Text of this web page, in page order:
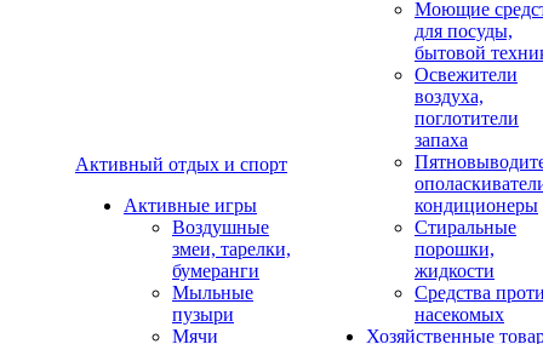
Активный отдых и спорт
Активные игры
Воздушные
змеи, тарелки,
бумеранги
Мыльные
пузыри
Мячи
Моющие
для посуды,
бытовой
Освежители
воздуха,
поглотители
запаха
кондиционеры
Стиральные
порошки,
жидкости
Средства
насекомых
Хозяйственные